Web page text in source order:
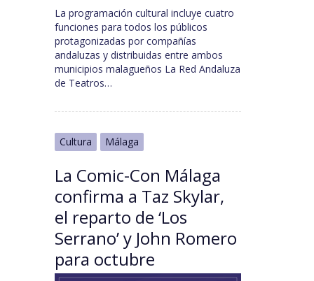
La programación cultural incluye cuatro
funciones para todos los públicos
protagonizadas por compañías
andaluzas y distribuidas entre ambos
municipios malagueños La Red Andaluza
de Teatros…
Cultura Málaga
La Comic-Con Málaga
confirma a Taz Skylar,
el reparto de ‘Los
Serrano’ y John Romero
para octubre